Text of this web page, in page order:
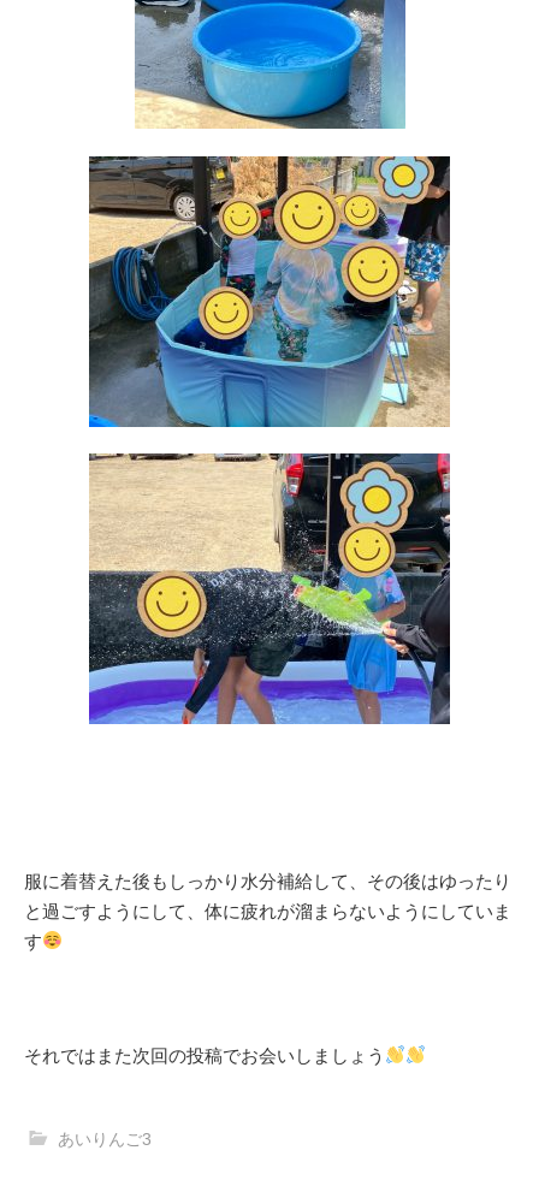
服に着替えた後もしっかり水分補給して、その後はゆったり
と過ごすようにして、体に疲れが溜まらないようにしていま
す
それではまた次回の投稿でお会いしましょう
あいりんご3